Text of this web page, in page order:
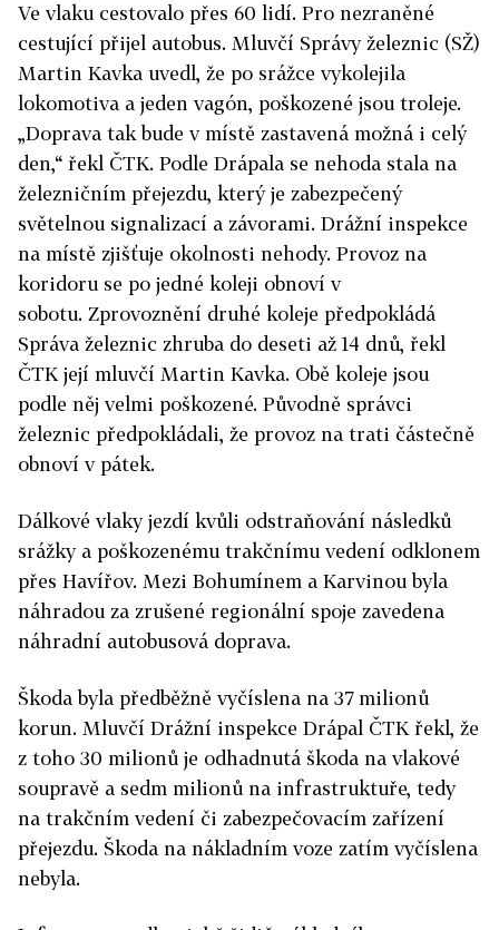
Ve vlaku cestovalo přes 60 lidí. Pro nezraněné
cestující přijel autobus. Mluvčí Správy železnic (SŽ)
Martin Kavka uvedl, že po srážce vykolejila
lokomotiva a jeden vagón, poškozené jsou troleje.
„Doprava tak bude v místě zastavená možná i celý
den,“ řekl ČTK. Podle Drápala se nehoda stala na
železničním přejezdu, který je zabezpečený
světelnou signalizací a závorami. Drážní inspekce
na místě zjišťuje okolnosti nehody. Provoz na
koridoru se po jedné koleji obnoví v
sobotu. Zprovoznění druhé koleje předpokládá
Správa železnic zhruba do deseti až 14 dnů, řekl
ČTK její mluvčí Martin Kavka. Obě koleje jsou
podle něj velmi poškozené. Původně správci
železnic předpokládali, že provoz na trati částečně
obnoví v pátek.
Dálkové vlaky jezdí kvůli odstraňování následků
srážky a poškozenému trakčnímu vedení odklonem
přes Havířov. Mezi Bohumínem a Karvinou byla
náhradou za zrušené regionální spoje zavedena
náhradní autobusová doprava.
Škoda byla předběžně vyčíslena na 37 milionů
korun. Mluvčí Drážní inspekce Drápal ČTK řekl, že
z toho 30 milionů je odhadnutá škoda na vlakové
soupravě a sedm milionů na infrastruktuře, tedy
na trakčním vedení či zabezpečovacím zařízení
přejezdu. Škoda na nákladním voze zatím vyčíslena
nebyla.